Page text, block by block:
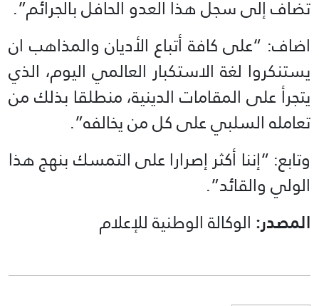
تضاف إلى سجل هذا العدو الحافل بالجرائم”.
اضاف: “على كافة أتباع الأديان والمذاهب ان
يستنكروا لغة الاستكبار العالمي اليوم، الذي
يتجرأ على المقامات الدينية، منطلقا بذلك من
تعامله السلبي على كل من يخالفه”.
وتابع: “إننا أكثر إصرارا على التمسك بنهج هذا
الولي والقائد”.
المصدر: الوكالة الوطنية للإعلام